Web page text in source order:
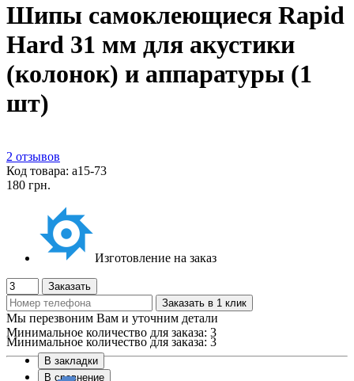
Шипы самоклеющиеся Rapid
Hard 31 мм для акустики
(колонок) и аппаратуры (1
шт)
2 отзывов
Код товара: а15-73
180 грн.
Изготовление на заказ
Заказать
Заказать в 1 клик
Мы перезвоним Вам и уточним детали
Минимальное количество для заказа: 3
В закладки
В сравнение
Минимальное количество для заказа: 3